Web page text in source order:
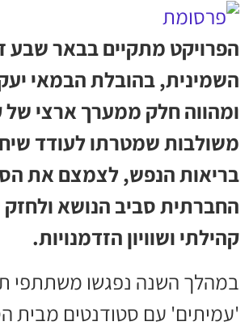
הפרויקט מתקיים בבאר שבע
השמינית, בהובלת הבמאי
ומהווה חלק ממערך ארצי של
משולבות שמטרתו לעודד
בריאות הנפש, לצמצם את
החברתית סביב הנושא ולחזק
קהילתי ושוויון הזדמנויות.
במהלך השנה נפגשו משתתפי
'עמיתים' עם סטודנטים מבית